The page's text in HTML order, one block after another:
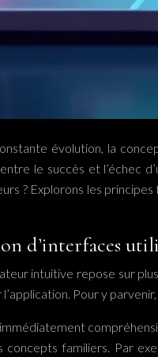
évolution, la
le succès et l’échec
? Explorons les
d’interfaces
intuitive repose sur
Pour y
familiers. Par